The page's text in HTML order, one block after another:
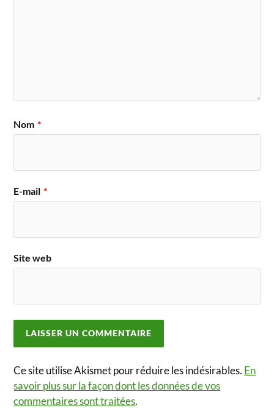
Nom *
E-mail *
Site web
Ce site utilise Akismet pour réduire les indésirables. En
savoir plus sur la façon dont les données de vos
commentaires sont traitées.